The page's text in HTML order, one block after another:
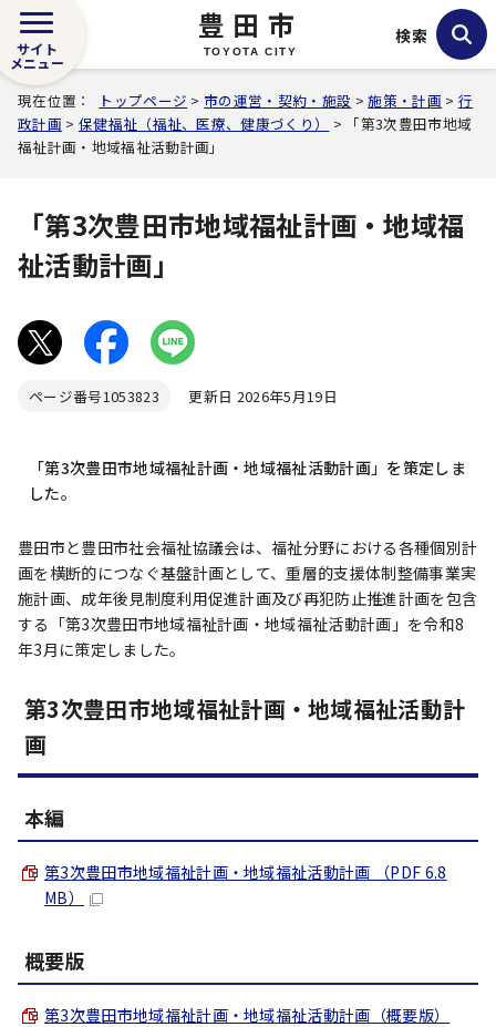
豊田市
TOYOTA CITY
サイト
メニュー
検索
現在位置： トップページ >市の運営・契約・施設 >施策・計画> 行
政計画> 保健福祉（福祉、医療、健康づくり）
> 「第3次豊田市地域
福祉計画・地域福祉活動計画」
「第3次豊田市地域福祉計画・地域福
祉活動計画」
ページ番号1053823 更新日 2026年5月19日
「第3次豊田市地域福祉計画・地域福祉活動計画」を策定しま
した。
豊田市と豊田市社会福祉協議会は、福祉分野における各種個別計
画を横断的につなぐ基盤計画として、重層的支援体制整備事業実
施計画、成年後見制度利用促進計画及び再犯防止推進計画を包含
する「第3次豊田市地域福祉計画・地域福祉活動計画」を令和8
年3月に策定しました。
第3次豊田市地域福祉計画・地域福祉活動計
画
本編
第3次豊田市地域福祉計画・地域福祉活動計画 （PDF 6.8
MB）
概要版
第3次豊田市地域福祉計画・地域福祉活動計画（概要版）